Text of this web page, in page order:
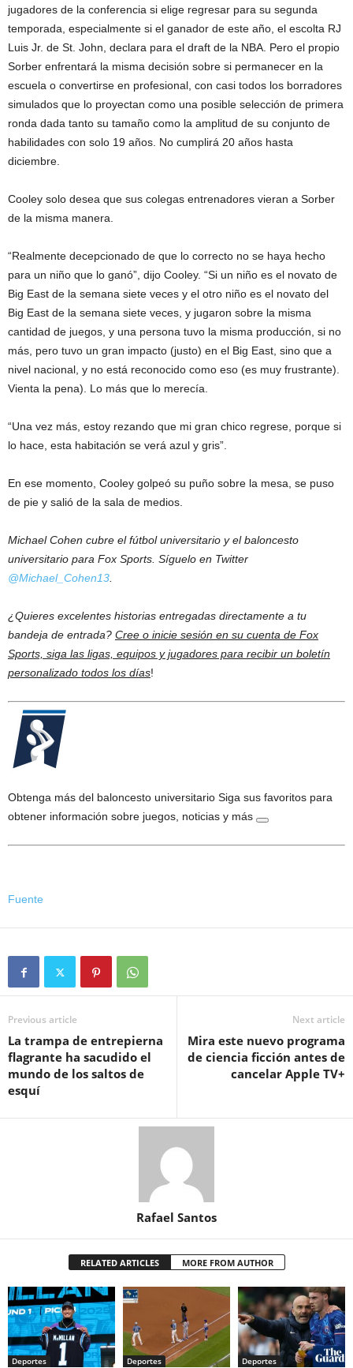
jugadores de la conferencia si elige regresar para su segunda
temporada, especialmente si el ganador de este año, el escolta RJ
Luis Jr. de St. John, declara para el draft de la NBA. Pero el propio
Sorber enfrentará la misma decisión sobre si permanecer en la
escuela o convertirse en profesional, con casi todos los borradores
simulados que lo proyectan como una posible selección de primera
ronda dada tanto su tamaño como la amplitud de su conjunto de
habilidades con solo 19 años. No cumplirá 20 años hasta
diciembre.
Cooley solo desea que sus colegas entrenadores vieran a Sorber
de la misma manera.
“Realmente decepcionado de que lo correcto no se haya hecho
para un niño que lo ganó”, dijo Cooley. “Si un niño es el novato de
Big East de la semana siete veces y el otro niño es el novato del
Big East de la semana siete veces, y jugaron sobre la misma
cantidad de juegos, y una persona tuvo la misma producción, si no
más, pero tuvo un gran impacto (justo) en el Big East, sino que a
nivel nacional, y no está reconocido como eso (es muy frustrante).
Vienta la pena). Lo más que lo merecía.
“Una vez más, estoy rezando que mi gran chico regrese, porque si
lo hace, esta habitación se verá azul y gris”.
En ese momento, Cooley golpeó su puño sobre la mesa, se puso
de pie y salió de la sala de medios.
Michael Cohen cubre el fútbol universitario y el baloncesto
universitario para Fox Sports. Síguelo en Twitter
@Michael_Cohen13.
¿Quieres excelentes historias entregadas directamente a tu
bandeja de entrada? Cree o inicie sesión en su cuenta de Fox
Sports, siga las ligas, equipos y jugadores para recibir un boletín
personalizado todos los días!
Obtenga más del baloncesto universitario Siga sus favoritos para
obtener información sobre juegos, noticias y más
Fuente
Previous article
La trampa de entrepierna
flagrante ha sacudido el
mundo de los saltos de
esquí
Next article
Mira este nuevo programa
de ciencia ficción antes de
cancelar Apple TV+
Rafael Santos
RELATED ARTICLES MORE FROM AUTHOR
Deportes Deportes Deportes